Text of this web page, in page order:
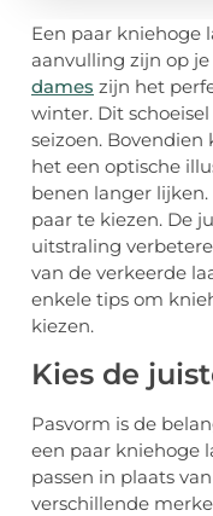
Een paar kniehoge
aanvulling zijn op
dames zijn het
winter. Dit
seizoen.
het een optische
benen langer
paar te kiezen. De
uitstraling
van de verkeerde
enkele tips om
kiezen.
Kies de
Pasvorm is de
een paar kniehoge
passen in plaats
verschillende